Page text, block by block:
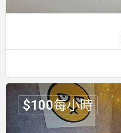
$100每小時